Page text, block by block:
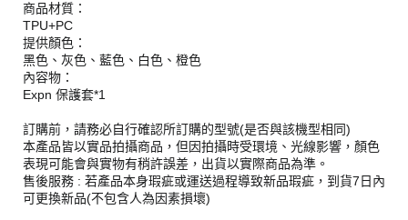
商品材質：
TPU+PC
提供顏色：
黑色、灰色、藍色、白色、橙色
內容物：
Expn 保護套*1
訂購前，請務必自行確認所訂購的型號(是否與該機型相同)
本產品皆以實品拍攝商品，但因拍攝時受環境、光線影響，顏色
表現可能會與實物有稍許誤差，出貨以實際商品為準。
售後服務 : 若產品本身瑕疵或運送過程導致新品瑕疵，到貨7日內
可更換新品(不包含人為因素損壞)